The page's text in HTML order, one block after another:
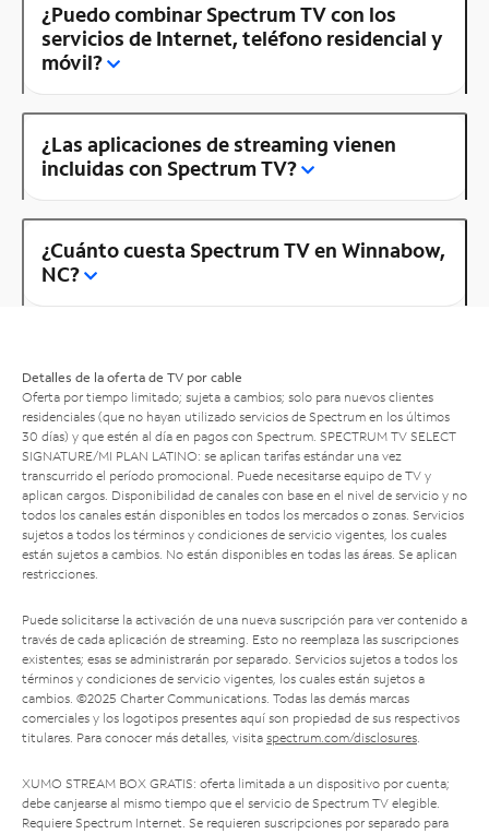
¿Puedo combinar Spectrum TV con los
servicios de Internet, teléfono residencial y
móvil?
¿Las aplicaciones de streaming vienen
incluidas con Spectrum TV?
¿Cuánto cuesta Spectrum TV en Winnabow,
NC?
Detalles de la oferta de TV por cable
Oferta por tiempo limitado; sujeta a cambios; solo para nuevos clientes
residenciales (que no hayan utilizado servicios de Spectrum en los últimos
30 días) y que estén al día en pagos con Spectrum. SPECTRUM TV SELECT
SIGNATURE/MI PLAN LATINO: se aplican tarifas estándar una vez
transcurrido el período promocional. Puede necesitarse equipo de TV y
aplican cargos. Disponibilidad de canales con base en el nivel de servicio y no
todos los canales están disponibles en todos los mercados o zonas. Servicios
sujetos a todos los términos y condiciones de servicio vigentes, los cuales
están sujetos a cambios. No están disponibles en todas las áreas. Se aplican
restricciones.
Puede solicitarse la activación de una nueva suscripción para ver contenido a
través de cada aplicación de streaming. Esto no reemplaza las suscripciones
existentes; esas se administrarán por separado. Servicios sujetos a todos los
términos y condiciones de servicio vigentes, los cuales están sujetos a
cambios. ©2025 Charter Communications. Todas las demás marcas
comerciales y los logotipos presentes aquí son propiedad de sus respectivos
titulares. Para conocer más detalles, visita spectrum.com/disclosures.
XUMO STREAM BOX GRATIS: oferta limitada a un dispositivo por cuenta;
debe canjearse al mismo tiempo que el servicio de Spectrum TV elegible.
Requiere Spectrum Internet. Se requieren suscripciones por separado para